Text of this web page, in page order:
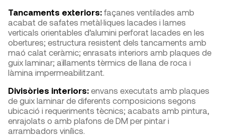
Tancaments exteriors: façanes ventilades amb
acabat de safates metàl·liques lacades i lames
verticals orientables d’alumini perforat lacades en les
obertures; estructura resistent dels tancaments amb
maó calat ceràmic; enrasats interiors amb plaques de
guix laminar; aïllaments tèrmics de llana de roca i
làmina impermeabilitzant.
Divisòries interiors: envans executats amb plaques
de guix laminar de diferents composicions segons
ubicació i requeriments tècnics; acabats amb pintura,
enrajolats o amb plafons de DM per pintar i
arrambadors vinílics.